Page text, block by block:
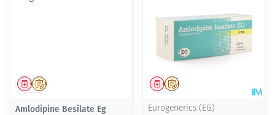
Op voorschrift
Geneesmiddel
Amlodipine Besilate Eg
Op voorschrift
Geneesmiddel
Eurogenerics (EG)